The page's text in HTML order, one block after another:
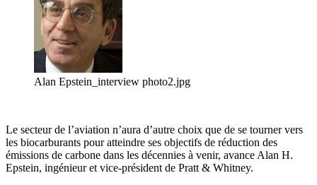
Alan Epstein_interview photo2.jpg
Le secteur de l’aviation n’aura d’autre choix que de se tourner vers
les biocarburants pour atteindre ses objectifs de réduction des
émissions de carbone dans les décennies à venir, avance Alan H.
Epstein, ingénieur et vice-président de Pratt & Whitney.